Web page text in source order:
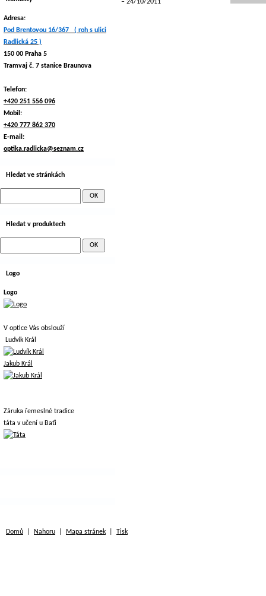
24/10/2011
Adresa:
Pod Brentovou 16/367 ( roh s ulici
Radlická 25 )
150 00 Praha 5
Tramvaj č. 7 stanice Braunova
Telefon:
+420 251 556 096
Mobil:
+420 777 862 370
E-mail:
optika.radlicka@seznam.cz
Hledat ve stránkách
Hledat v produktech
Logo
Logo
V optice Vás obslouží
Ludvík Král
Jakub Král
Záruka řemeslné tradice
táta v učení u Baťi
Domů Nahoru Mapa stránek Tisk